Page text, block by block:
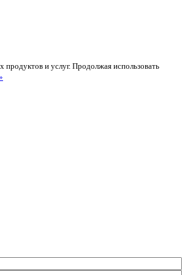
продуктов и услуг. Продолжая использовать